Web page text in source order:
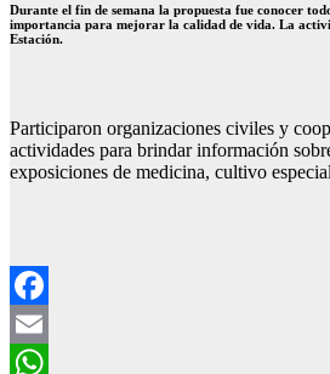
Durante el fin de semana la propuesta fue conocer
importancia para mejorar la calidad de vida. La
Estación.
Participaron organizaciones civiles y
actividades para brindar información
exposiciones de medicina, cultivo
Facebook
Email